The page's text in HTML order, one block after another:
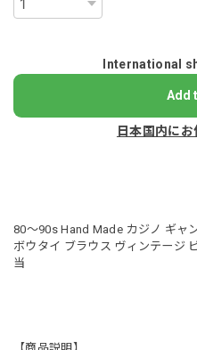
International
Add
日本国内に
80〜90s Hand Made カジノ ギャ
ボウタイ ブラウス ヴィンテージ
当